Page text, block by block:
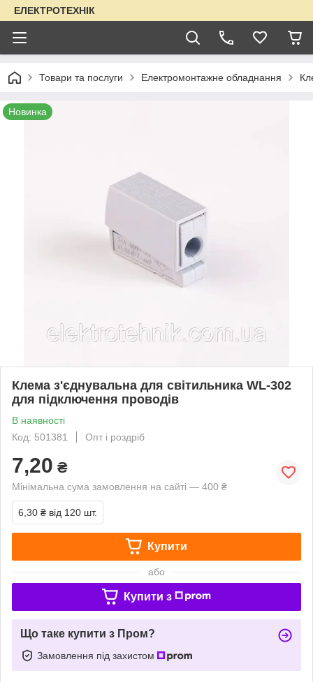
ЕЛЕКТРОТЕХНІК
Товари та послуги Електромонтажне обладнання
Новинка
Клема з'єднувальна для світильника WL-302
для підключення проводів
В наявності
Код: 501381
Опт і роздріб
7,20 ₴
Мінімальна сума замовлення на сайті — 400 ₴
6,30 ₴ від 120 шт.
Купити
або
Купити з
Що таке купити з Пром?
Замовлення під захистом